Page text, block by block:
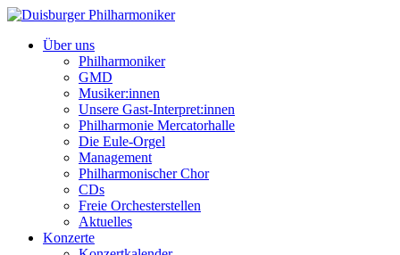
Über uns
Philharmoniker
GMD
Musiker:innen
Unsere Gast-Interpret:innen
Philharmonie Mercatorhalle
Die Eule-Orgel
Management
Philharmonischer Chor
CDs
Freie Orchesterstellen
Aktuelles
Konzerte